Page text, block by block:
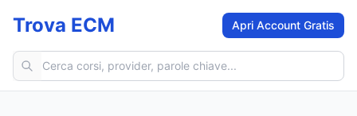
Trova ECM Apri Account Gratis
Cerca corsi ECM